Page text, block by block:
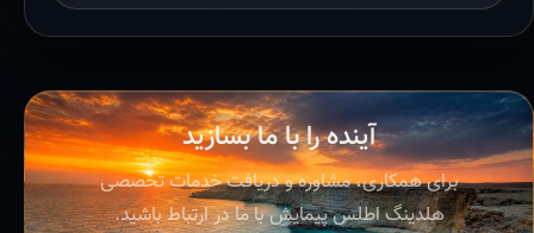
آینده را با ما بسازید
برای همکاری، مشاوره و دریافت خدمات تخصصی
هلدینگ اطلس پیمایش با ما در ارتباط باشید.